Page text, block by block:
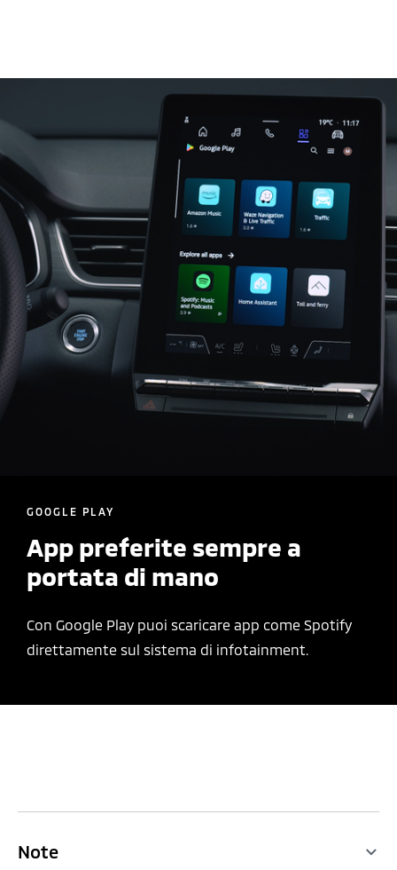
GOOGLE PLAY
App preferite sempre a
portata di mano
Con Google Play puoi scaricare app come Spotify
direttamente sul sistema di infotainment.
Note